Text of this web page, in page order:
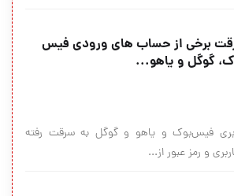
برخی از حساب های ورودی فیس
گوگل و یاهو...
فیس‌بوک و یاهو و گوگل به سرقت رفته
و رمز عبور از...